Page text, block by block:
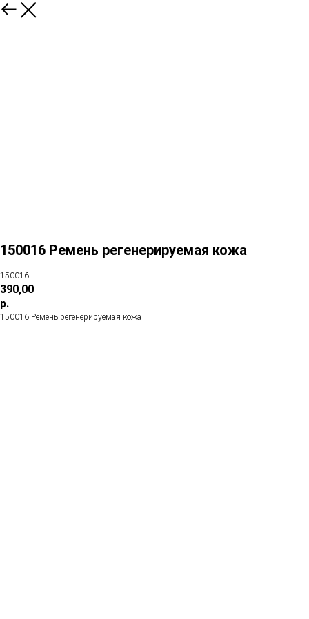
150016 Ремень регенерируемая кожа
150016
390,00
р.
150016 Ремень регенерируемая кожа